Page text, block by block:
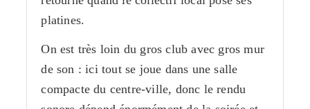
platines.
On est très loin du gros club avec gros mur
de son : ici tout se joue dans une salle
compacte du centre-ville, donc le rendu